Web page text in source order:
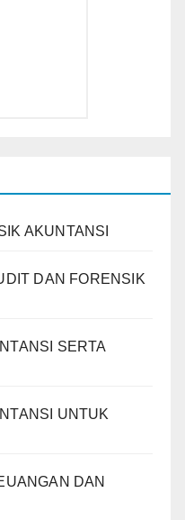
AKUNTANSI
DAN FORENSIK
SERTA
UNTUK
DAN